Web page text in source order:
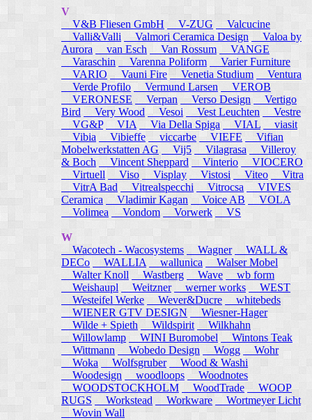
V
V&B Fliesen GmbH
V-ZUG
Valcucine
Valli&Valli
Valmori Ceramica Design
Valoa by
Aurora
van Esch Van Rossum
VANGE
Varaschin
Varenna Poliform
Varier Furniture
VARIO
Vauni Fire Venetia Studium
Ventura
Verde Profilo
Vermund Larsen
VEROB
VERONESE
Verpan Verso Design
Vertigo
Bird
Very Wood Vesoi Vest Leuchten
Vestre
VG&P
VIA Via Della Spiga VIAL
viasit
Vibia
Vibieffe viccarbe VIEFE
Vifian
Mobelwerkstatten AG
Vij5 Vilagrasa
Villeroy
& Boch
Vincent Sheppard Vinterio
VIOCERO
Virtuell
Viso Visplay Vistosi Viteo
Vitra
VitrA Bad
Vitrealspecchi Vitrocsa
VIVES
Ceramica
Vladimir Kagan Voice AB
VOLA
Volimea
Vondom Vorwerk VS
W
Wacotech - Wacosystems
Wagner
WALL &
DECo
WALLIA wallunica
Walser Mobel
Walter Knoll
Wastberg Wave
wb form
Weishaupl
Weitzner werner works
WEST
Westeifel Werke
Wever&Ducre
whitebeds
WIENER GTV DESIGN
Wiesner-Hager
Wilde + Spieth
Wildspirit
Wilkhahn
Willowlamp
WINI Buromobel
Wintons Teak
Wittmann
Wobedo Design Wogg
Wohr
Woka
Wolfsgruber
Wood & Washi
Woodesign
woodloops
Woodnotes
WOODSTOCKHOLM
WoodTrade
WOOP
RUGS
Workstead Workware
Wortmeyer Licht
Wovin Wall